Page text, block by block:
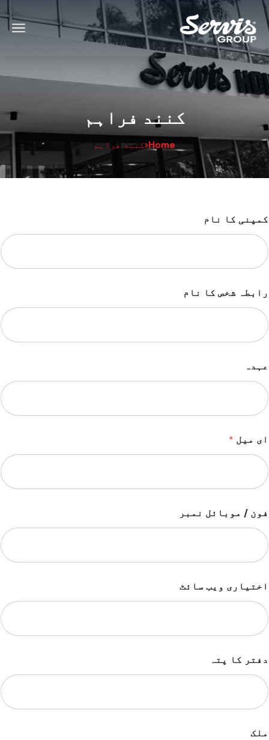
کنند فراہم
Home کنند فراہم
کمپنی کا نام
رابطہ شخص کا نام
عہدہ
ای میل *
فون / موبائل نمبر
اختیاری ویب سائٹ
دفتر کا پتہ
ملک